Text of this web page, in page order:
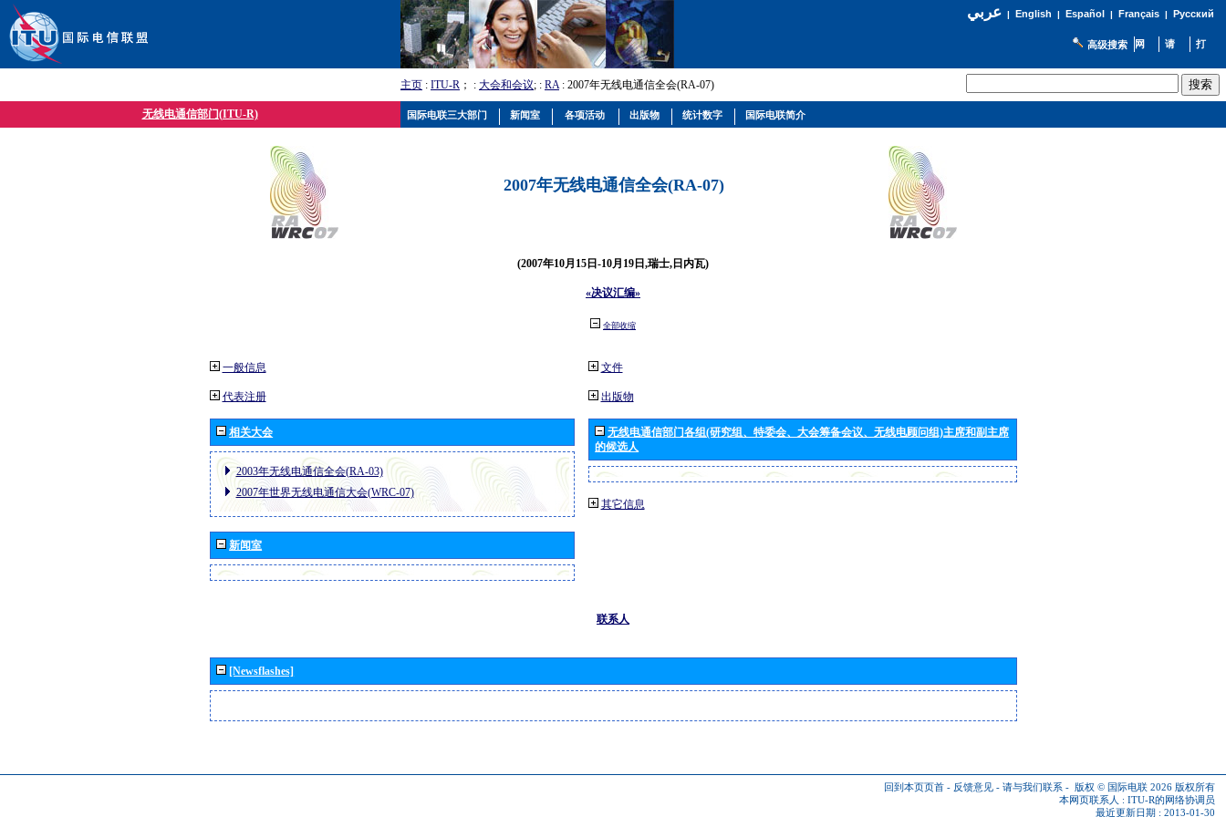
عربي| English | Español | Français| Русский
高级搜索
主页 : ITU-R ； : 大会和会议; : RA: 2007年无线电通信全会(RA-07)
无线电通信部门(ITU-R)
2007年无线电通信全会(RA-07)
(2007年10月15日-10月19日,瑞士,日内瓦)
«决议汇编»
全部收缩
一般信息
代表注册
相关大会
2003年无线电通信全会(RA-03)
2007年世界无线电通信大会(WRC-07)
新闻室
文件
出版物
无线电通信部门各组(研究组、特委会、大会筹备会议、无线电顾问组)主席和副主席
的候选人
其它信息
联系人
[Newsflashes]
回到本页页首 - 反馈意见 - 请与我们联系 - 版权 © 国际电联 2026 版权所有
本网页联系人 : ITU-R的网络协调员
最近更新日期 : 2013-01-30
国际电联三大部门 新闻室 各项活动 出版物 统计数字 国际电联简介